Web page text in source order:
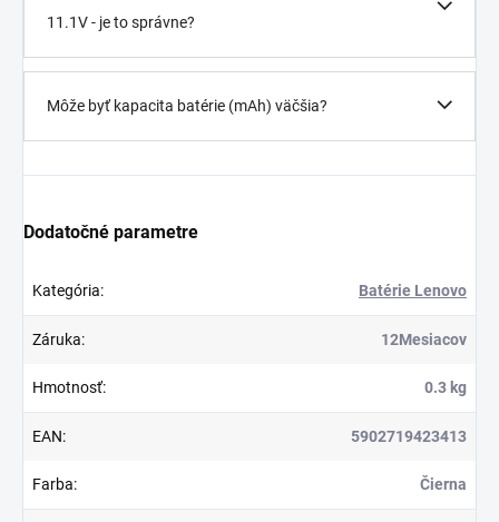
11.1V - je to správne?
Môže byť kapacita batérie (mAh) väčšia?
Dodatočné parametre
Kategória: Batérie Lenovo
Záruka: 12Mesiacov
Hmotnosť: 0.3 kg
EAN: 5902719423413
Farba: Čierna